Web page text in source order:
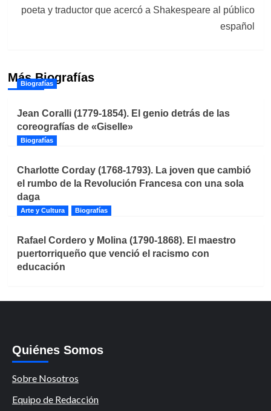
poeta y traductor que acercó a Shakespeare al público
español
Más Biografías
Biografías
Jean Coralli (1779-1854). El genio detrás de las
coreografías de «Giselle»
Biografías
Charlotte Corday (1768-1793). La joven que cambió
el rumbo de la Revolución Francesa con una sola
daga
Arte y Cultura Biografías
Rafael Cordero y Molina (1790-1868). El maestro
puertorriqueño que venció el racismo con
educación
Quiénes Somos
Sobre Nosotros
Equipo de Redacción